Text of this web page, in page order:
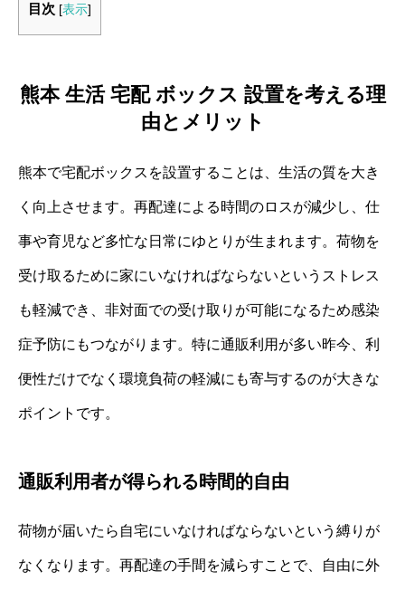
目次 [表示]
熊本 生活 宅配 ボックス 設置を考える理
由とメリット
熊本で宅配ボックスを設置することは、生活の質を大き
く向上させます。再配達による時間のロスが減少し、仕
事や育児など多忙な日常にゆとりが生まれます。荷物を
受け取るために家にいなければならないというストレス
も軽減でき、非対面での受け取りが可能になるため感染
症予防にもつながります。特に通販利用が多い昨今、利
便性だけでなく環境負荷の軽減にも寄与するのが大きな
ポイントです。
通販利用者が得られる時間的自由
荷物が届いたら自宅にいなければならないという縛りが
なくなります。再配達の手間を減らすことで、自由に外